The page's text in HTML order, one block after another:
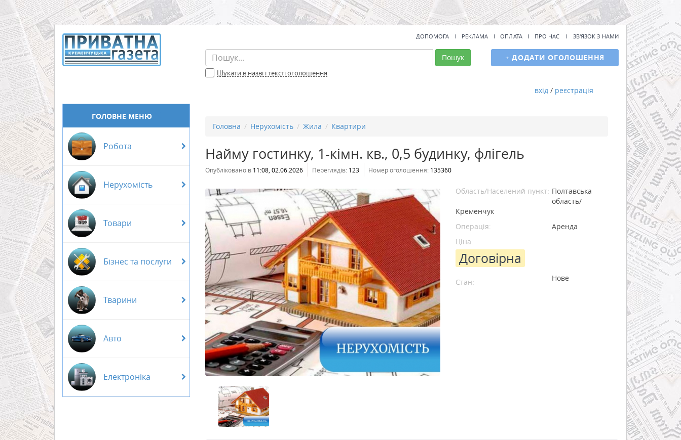
ДОПОМОГА РЕКЛАМА ОПЛАТА ПРО НАС ЗВ'ЯЗОК З НАМИ
Пошук
Шукати в назві і тексті оголошення
+ ДОДАТИ ОГОЛОШЕННЯ
вхід / реєстрація
ГОЛОВНЕ МЕНЮ
Робота
Нерухомість
Товари
Бізнес та послуги
Тварини
Авто
Електроніка
Головна Нерухомість Жила Квартири
Найму гостинку, 1-кімн. кв., 0,5 будинку, флігель
Опубліковано в 11:08, 02.06.2026 Переглядів: 123 Номер оголошення: 135360
Область/Населений пункт: Полтавська
область/
Кременчук
Операція:
Аренда
Ціна:
Договірна
Стан: Нове